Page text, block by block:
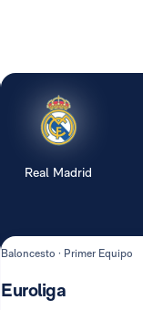
Real Madrid
Baloncesto · Primer Equipo
Euroliga